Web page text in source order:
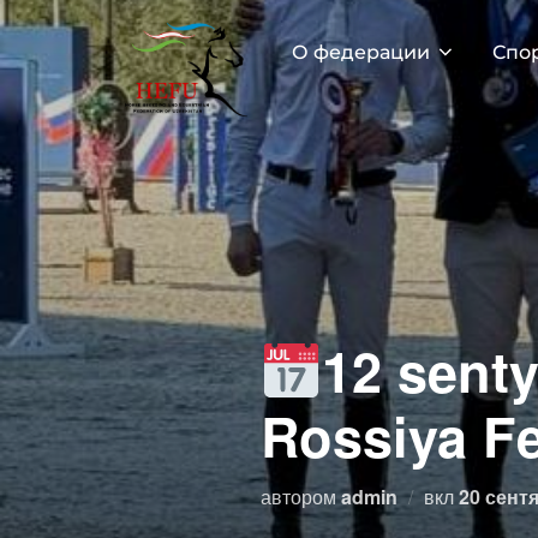
Перейти
к
содержимому
О федерации
12
Rossiya
авторомadmin вкл20